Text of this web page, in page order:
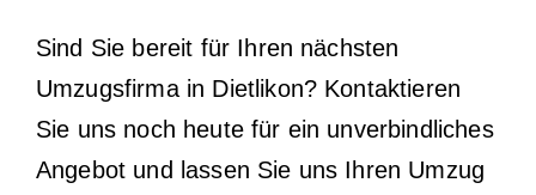
Sind Sie bereit für Ihren nächsten
Umzugsfirma in Dietlikon? Kontaktieren
Sie uns noch heute für ein unverbindliches
Angebot und lassen Sie uns Ihren Umzug